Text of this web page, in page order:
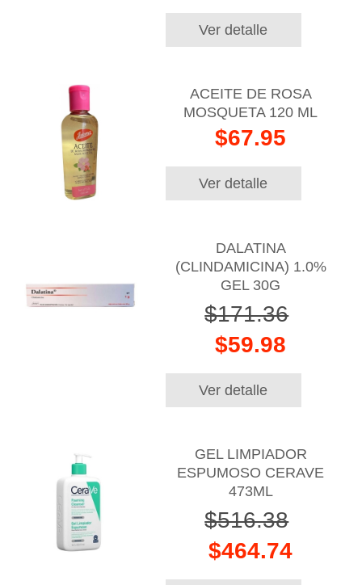
Ver detalle
ACEITE DE ROSA
MOSQUETA 120 ML
$67.95
Ver detalle
DALATINA
(CLINDAMICINA) 1.0%
GEL 30G
$171.36
$59.98
Ver detalle
GEL LIMPIADOR
ESPUMOSO CERAVE
473ML
$516.38
$464.74